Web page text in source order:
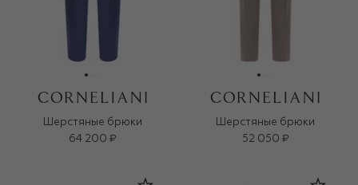
Шерстяные брюки
64 200 ₽
Шерстяные брюки
52 050 ₽